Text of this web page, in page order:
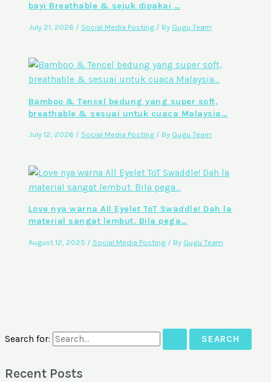
bayi Breathable & sejuk dipakai …
July 21, 2026 / Social Media Posting/ By Gugu Team
Bamboo & Tencel bedung yang super soft,
breathable & sesuai untuk cuaca Malaysia…
July 12, 2026 / Social Media Posting/ By Gugu Team
Love nya warna All Eyelet ToT Swaddle! Dah la
material sangat lembut. Bila pega…
August 12, 2025 / Social Media Posting/ By Gugu Team
Search for:
Recent Posts